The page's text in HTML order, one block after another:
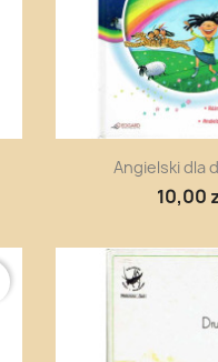
Szybki
Angielski dla
10,00